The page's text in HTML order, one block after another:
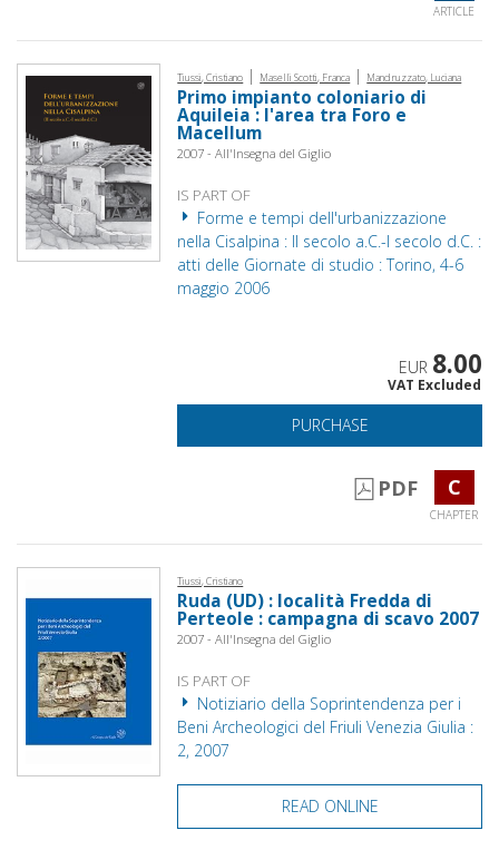
ARTICLE
Tiussi, Cristiano | Maselli Scotti, Franca | Mandruzzato, Luciana
Primo impianto coloniario di
Aquileia : l'area tra Foro e
Macellum
2007 - All'Insegna del Giglio
IS PART OF
Forme e tempi dell'urbanizzazione
nella Cisalpina : II secolo a.C.-I secolo d.C. :
atti delle Giornate di studio : Torino, 4-6
maggio 2006
EUR 8.00
VAT Excluded
PURCHASE
PDF C
CHAPTER
Tiussi, Cristiano
Ruda (UD) : località Fredda di
Perteole : campagna di scavo 2007
2007 - All'Insegna del Giglio
IS PART OF
Notiziario della Soprintendenza per i
Beni Archeologici del Friuli Venezia Giulia :
2, 2007
READ ONLINE